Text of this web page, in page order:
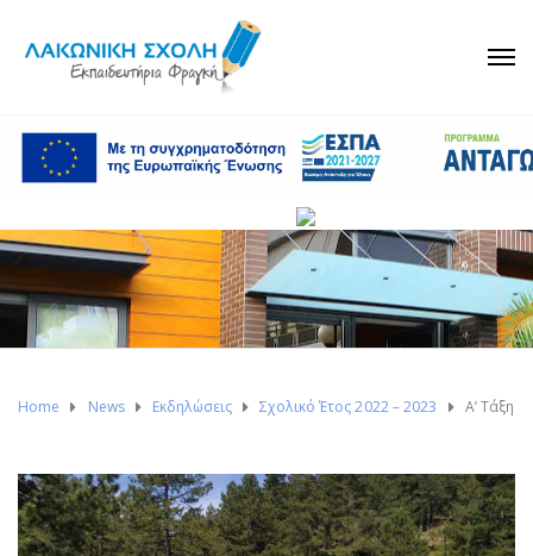
Home News Εκδηλώσεις Σχολικό Έτος 2022 – 2023 Α’ Τάξη